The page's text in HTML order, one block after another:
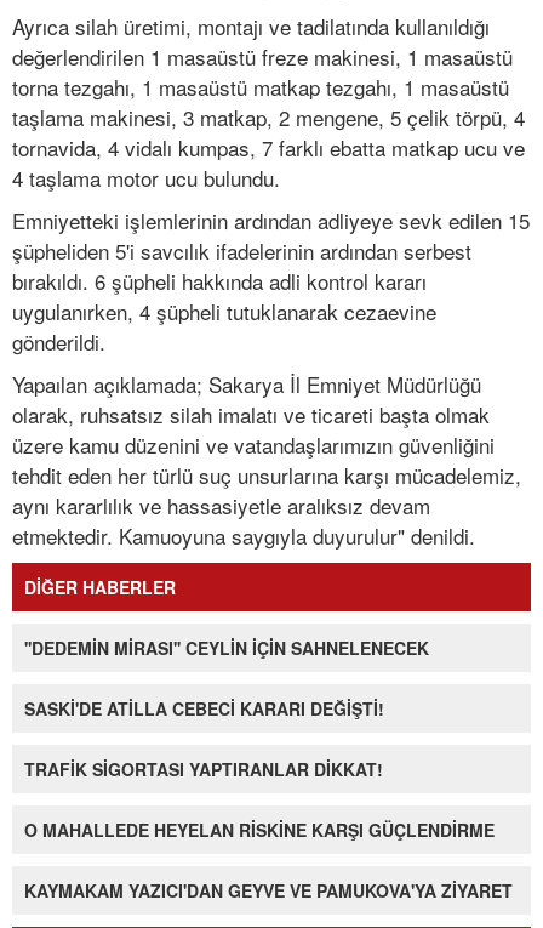
Ayrıca silah üretimi, montajı ve tadilatında kullanıldığı
değerlendirilen 1 masaüstü freze makinesi, 1 masaüstü
torna tezgahı, 1 masaüstü matkap tezgahı, 1 masaüstü
taşlama makinesi, 3 matkap, 2 mengene, 5 çelik törpü, 4
tornavida, 4 vidalı kumpas, 7 farklı ebatta matkap ucu ve
4 taşlama motor ucu bulundu.
Emniyetteki işlemlerinin ardından adliyeye sevk edilen 15
şüpheliden 5'i savcılık ifadelerinin ardından serbest
bırakıldı. 6 şüpheli hakkında adli kontrol kararı
uygulanırken, 4 şüpheli tutuklanarak cezaevine
gönderildi.
Yapaılan açıklamada; Sakarya İl Emniyet Müdürlüğü
olarak, ruhsatsız silah imalatı ve ticareti başta olmak
üzere kamu düzenini ve vatandaşlarımızın güvenliğini
tehdit eden her türlü suç unsurlarına karşı mücadelemiz,
aynı kararlılık ve hassasiyetle aralıksız devam
etmektedir. Kamuoyuna saygıyla duyurulur" denildi.
DİĞER HABERLER
''DEDEMİN MİRASI'' CEYLİN İÇİN SAHNELENECEK
SASKİ'DE ATİLLA CEBECİ KARARI DEĞİŞTİ!
TRAFİK SİGORTASI YAPTIRANLAR DİKKAT!
O MAHALLEDE HEYELAN RİSKİNE KARŞI GÜÇLENDİRME
KAYMAKAM YAZICI'DAN GEYVE VE PAMUKOVA'YA ZİYARET